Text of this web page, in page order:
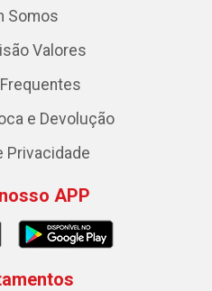
Somos
Valores
e Devolução
Privacidade
APP